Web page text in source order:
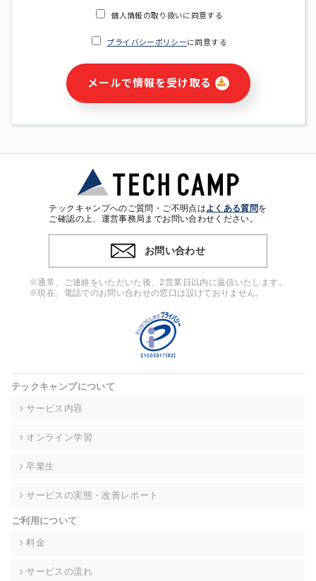
・ご請求された資料の送付のため
・本サービス及び本サービスに関連する情報(当社及び第三者の
サービス又は商品等の広告配信・宣伝を含みますが、それらに
・個人(法人の場合は担当者)を識別できない形式に加工した統
計情報の作成および利用
※上記の利用目的に基づいた本人への連絡及び配信について
4. 個人情報の第三者提供
ンをとるために、氏名等の一部の情報をサービス内で使用する
チャットツールで発信することにより、本サービスの他の利用
者等に提供することがあります。
当社は事業運営上、前項利用目的の範囲に限って個人情報を外
高い委託先を選定し、個人情報の適正管理・機密保持について
個人情報の開示等(利用目的の通知、開示、内容の訂正・追加・
て、下記の当社問合わせ窓口に申し出ることができます。その
的な期間内に対応いたします。ただし、申請が本人確認が不可
により、ご希望に添えない場合があります。 なお、アクセスロ
グなどの個人情報以外の情報については、原則として開示等は
個人情報の取り扱いに同意する
プライバシーポリシーに同意する
メールで情報を受け取る
テックキャンプへのご質問・ご不明点はよくある質問を
ご確認の上、運営事務局までお問い合わせください。
お問い合わせ
※通常、ご連絡をいただいた後、2営業日以内に返信いたします。
※現在、電話でのお問い合わせの窓口は設けておりません。
テックキャンプについて
サービス内容
オンライン学習
卒業生
サービスの実態・改善レポート
ご利用について
料金
サービスの流れ